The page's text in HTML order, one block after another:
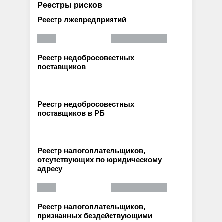
Реестры рисков
Реестр лжепредприятий
Реестр недобросовестных
поставщиков
Реестр недобросовестных
поставщиков в РБ
Реестр налогоплательщиков,
отсутствующих по юридическому
адресу
Реестр налогоплательщиков,
признанных бездействующими